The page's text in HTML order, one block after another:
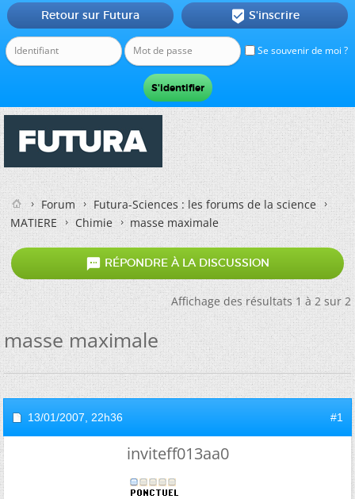
Se souvenir de moi ?
Retour sur Futura  S'inscrire
Forum
Futura-Sciences : les forums de la science
MATIERE
Chimie masse maximale
 RÉPONDRE À LA DISCUSSION
Affichage des résultats 1 à 2 sur 2
masse maximale
13/01/2007, 22h36 #1
inviteff013aa0